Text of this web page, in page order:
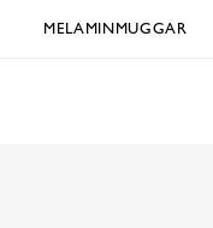
MELAMINMUGGAR